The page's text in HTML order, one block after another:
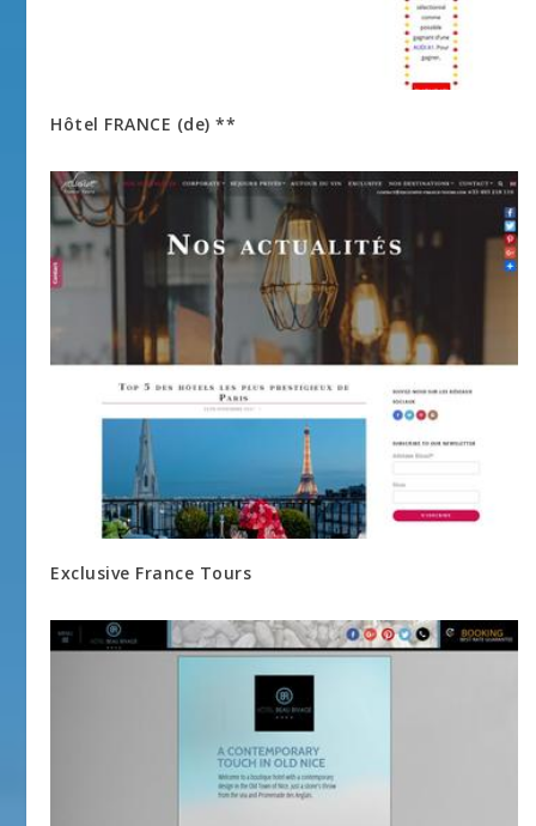
Hôtel FRANCE (de) **
Exclusive France Tours